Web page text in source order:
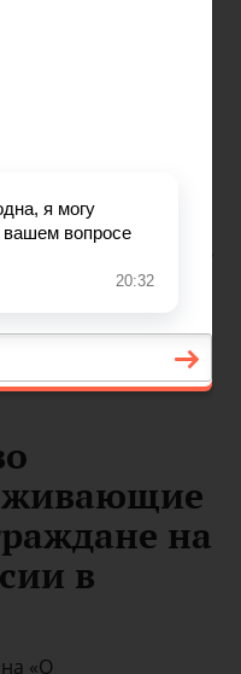
людей,
осуществлять
одной из
социального
же социальная
Но как же быть
гражданства,
страны? На
и на каких
на
в
«О